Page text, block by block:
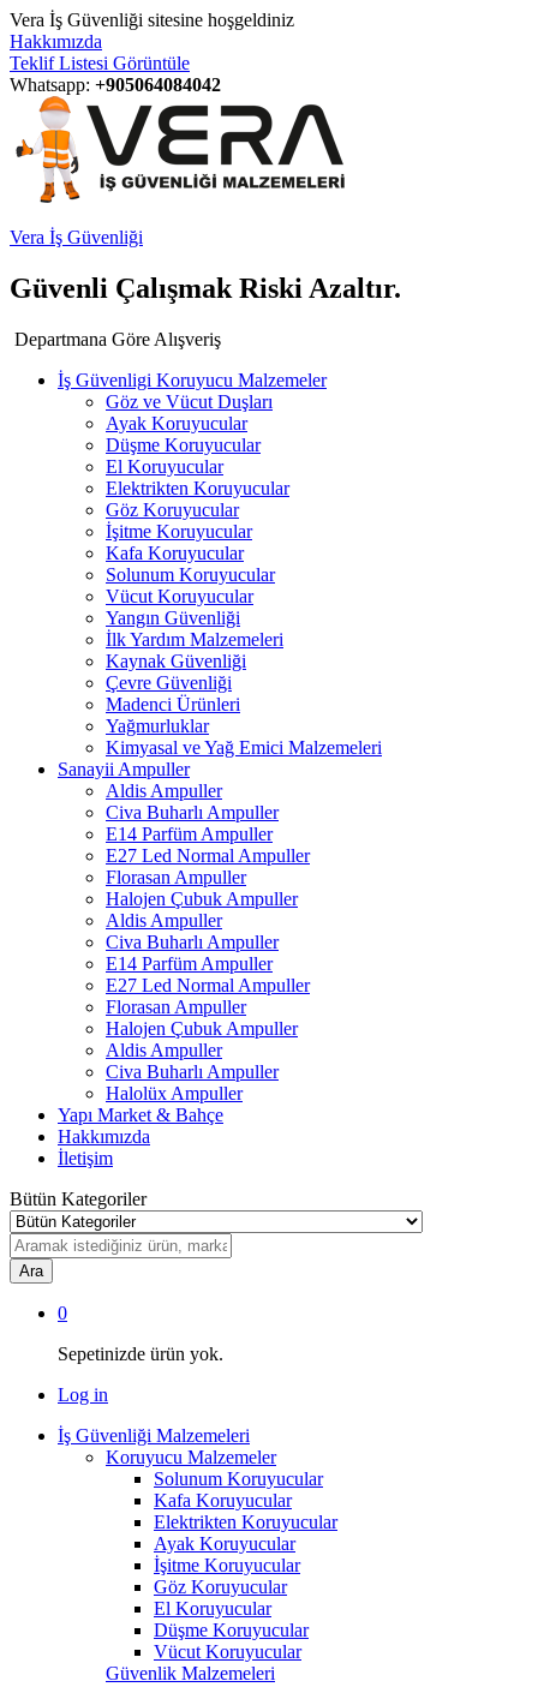
Vera İş Güvenliği sitesine hoşgeldiniz
Hakkımızda
Teklif Listesi Görüntüle
Whatsapp: +905064084042
Vera İş Güvenliği
Güvenli Çalışmak Riski Azaltır.
Departmana Göre Alışveriş
İş Güvenligi Koruyucu Malzemeler
Göz ve Vücut Duşları
Ayak Koruyucular
Düşme Koruyucular
El Koruyucular
Elektrikten Koruyucular
Göz Koruyucular
İşitme Koruyucular
Kafa Koruyucular
Solunum Koruyucular
Vücut Koruyucular
Yangın Güvenliği
İlk Yardım Malzemeleri
Kaynak Güvenliği
Çevre Güvenliği
Madenci Ürünleri
Yağmurluklar
Kimyasal ve Yağ Emici Malzemeleri
Sanayii Ampuller
Aldis Ampuller
Civa Buharlı Ampuller
E14 Parfüm Ampuller
E27 Led Normal Ampuller
Florasan Ampuller
Halojen Çubuk Ampuller
Aldis Ampuller
Civa Buharlı Ampuller
E14 Parfüm Ampuller
E27 Led Normal Ampuller
Florasan Ampuller
Halojen Çubuk Ampuller
Aldis Ampuller
Civa Buharlı Ampuller
Halolüx Ampuller
Yapı Market & Bahçe
Hakkımızda
İletişim
Bütün Kategoriler
Ara
0
Sepetinizde ürün yok.
Log in
İş Güvenliği Malzemeleri
Koruyucu Malzemeler
Solunum Koruyucular
Kafa Koruyucular
Elektrikten Koruyucular
Ayak Koruyucular
İşitme Koruyucular
Göz Koruyucular
El Koruyucular
Düşme Koruyucular
Vücut Koruyucular
Güvenlik Malzemeleri